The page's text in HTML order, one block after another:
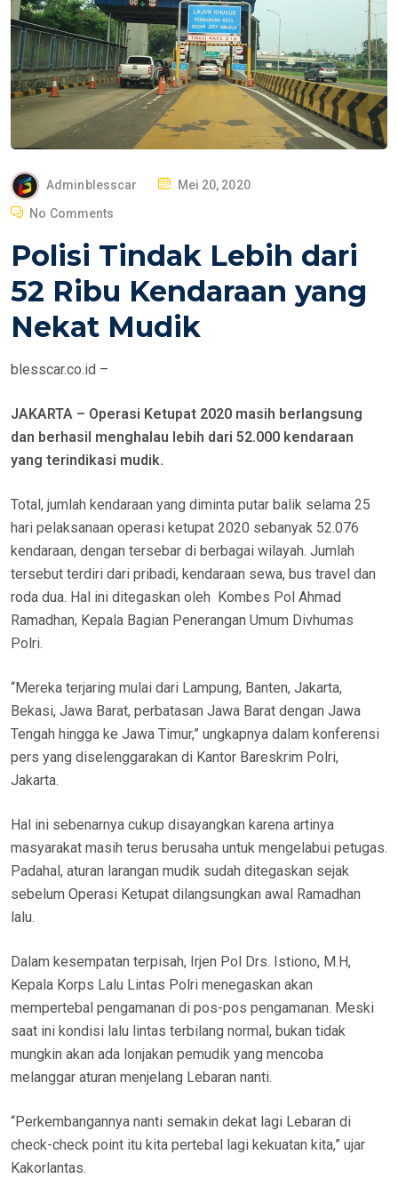
Adminblesscar
P
T
O
Mei 20, 2020
No Comments
Polisi Tindak Lebih dari
52 Ribu Kendaraan yang
Nekat Mudik
blesscar.co.id –
JAKARTA – Operasi Ketupat 2020 masih berlangsung
dan berhasil menghalau lebih dari 52.000 kendaraan
yang terindikasi mudik.
Total, jumlah kendaraan yang diminta putar balik selama 25
hari pelaksanaan operasi ketupat 2020 sebanyak 52.076
kendaraan, dengan tersebar di berbagai wilayah. Jumlah
tersebut terdiri dari pribadi­­, kendaraan sewa, bus travel dan
roda dua. Hal ini ditegaskan oleh Kombes Pol Ahmad
Ramadhan, Kepala Bagian Penerangan Umum Divhumas
Polri.
“Mereka terjaring mulai dari Lampung, Banten, Jakarta,
Bekasi, Jawa Barat, perbatasan Jawa Barat dengan Jawa
Tengah hingga ke Jawa Timur,” ungkapnya dalam konferensi
pers yang diselenggarakan di Kantor Bareskrim Polri,
Jakarta.
Hal ini sebenarnya cukup disayangkan karena artinya
masyarakat masih terus berusaha untuk mengelabui petugas.
Padahal, aturan larangan mudik sudah ditegaskan sejak
sebelum Operasi Ketupat dilangsungkan awal Ramadhan
lalu.
Dalam kesempatan terpisah, Irjen Pol Drs. Istiono, M.H,
Kepala Korps Lalu Lintas Polri menegaskan akan
mempertebal pengamanan di pos-pos pengamanan. Meski
saat ini kondisi lalu lintas terbilang normal, bukan tidak
mungkin akan ada lonjakan pemudik yang mencoba
melanggar aturan menjelang Lebaran nanti.
“Perkembangannya nanti semakin dekat lagi Lebaran di
check-check point itu kita pertebal lagi kekuatan kita,” ujar
Kakorlantas.